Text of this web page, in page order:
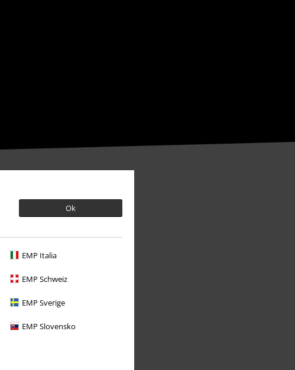
Ok
EMP Italia
EMP Schweiz
EMP Sverige
EMP Slovensko
O EMP